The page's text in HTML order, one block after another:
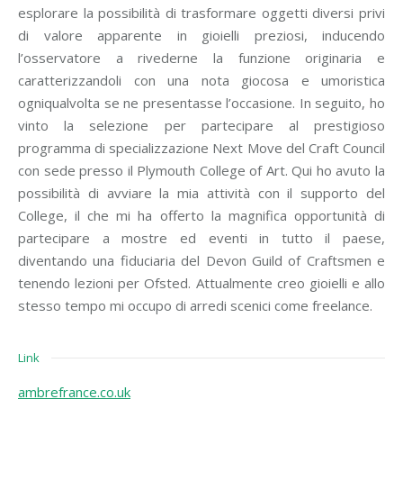
esplorare la possibilità di trasformare oggetti diversi privi
di valore apparente in gioielli preziosi, inducendo
l’osservatore a rivederne la funzione originaria e
caratterizzandoli con una nota giocosa e umoristica
ogniqualvolta se ne presentasse l’occasione. In seguito, ho
vinto la selezione per partecipare al prestigioso
programma di specializzazione Next Move del Craft Council
con sede presso il Plymouth College of Art. Qui ho avuto la
possibilità di avviare la mia attività con il supporto del
College, il che mi ha offerto la magnifica opportunità di
partecipare a mostre ed eventi in tutto il paese,
diventando una fiduciaria del Devon Guild of Craftsmen e
tenendo lezioni per Ofsted. Attualmente creo gioielli e allo
stesso tempo mi occupo di arredi scenici come freelance.
Link
ambrefrance.co.uk